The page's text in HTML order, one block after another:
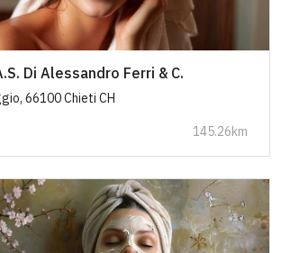
Di Alessandro Ferri & C.
66100 Chieti CH
145.26km